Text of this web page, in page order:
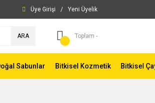
Üye Girişi / Yeni Üyelik
ARA Toplam -
Sabunlar Bitkisel Kozmetik Bitkisel